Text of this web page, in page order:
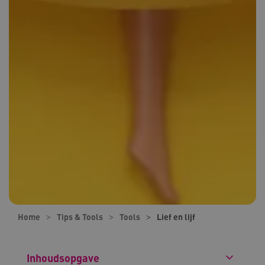
Home Tips & Tools Tools Lief en lijf
Inhoudsopgave